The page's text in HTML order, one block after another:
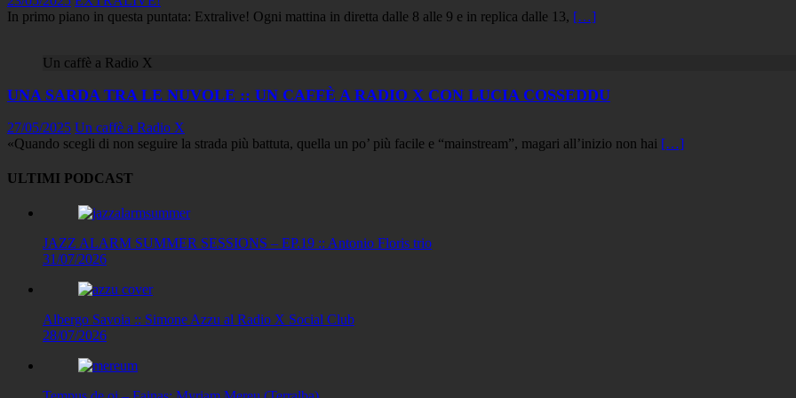
In primo piano in questa puntata: Extralive! Ogni mattina in diretta dalle 8 alle 9 e in replica dalle 13, […]
Un caffè a Radio X
UNA SARDA TRA LE NUVOLE :: UN CAFFÈ A RADIO X CON LUCIA COSSEDDU
27/05/2025 Un caffè a Radio X
«Quando scegli di non seguire la strada più battuta, quella un po’ più facile e “mainstream”, magari all’inizio non hai […]
ULTIMI PODCAST
JAZZ ALARM SUMMER SESSIONS – EP.19 :: Antonio Floris trio
31/07/2026
Albergo Savoia :: Simone Azzu al Radio X Social Club
28/07/2026